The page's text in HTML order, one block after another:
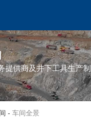
提供商及井下工具生产制
- 车间全景